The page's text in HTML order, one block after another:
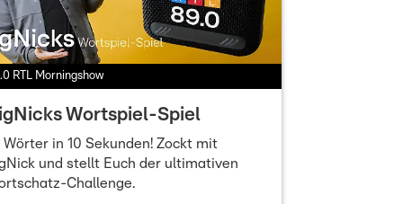
RTL Morningshow
Wortspiel-Spiel
Wörter in 10 Sekunden! Zockt mit
und stellt Euch der ultimativen
Challenge.